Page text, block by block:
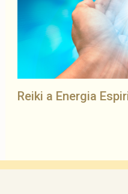
Reiki a Energia